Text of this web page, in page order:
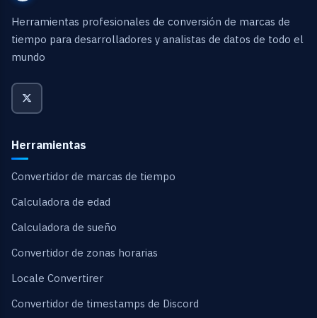
Herramientas profesionales de conversión de marcas de
tiempo para desarrolladores y analistas de datos de todo el
mundo
Herramientas
Convertidor de marcas de tiempo
Calculadora de edad
Calculadora de sueño
Convertidor de zonas horarias
Locale Convertirer
Convertidor de timestamps de Discord